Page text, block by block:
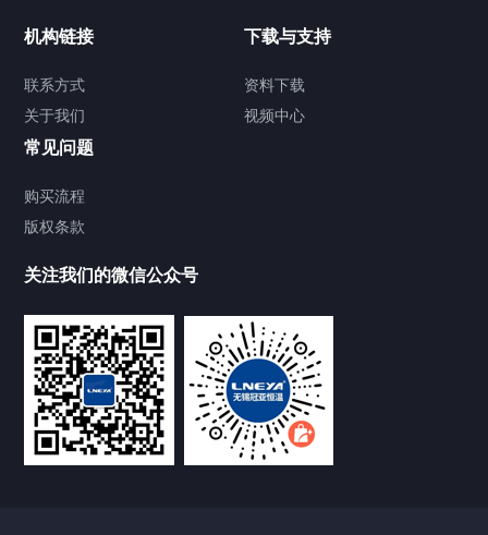
TCU温度控制单元
Chiller气体控温系统
Chamber试验箱
FREEZER低温箱
VOCs冷凝回收装置
机构链接
联系方式
关于我们
下载与支持
资料下载
视频中心
常见问题
购买流程
版权条款
关注我们的微信公众号